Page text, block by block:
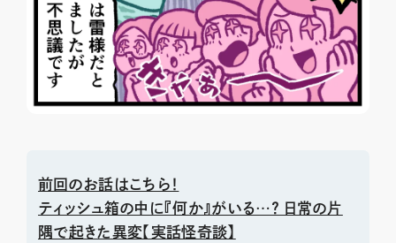
前回のお話はこちら！
ティッシュ箱の中に『何か』がいる…？ 日常の片
隅で起きた異変【実話怪奇談】